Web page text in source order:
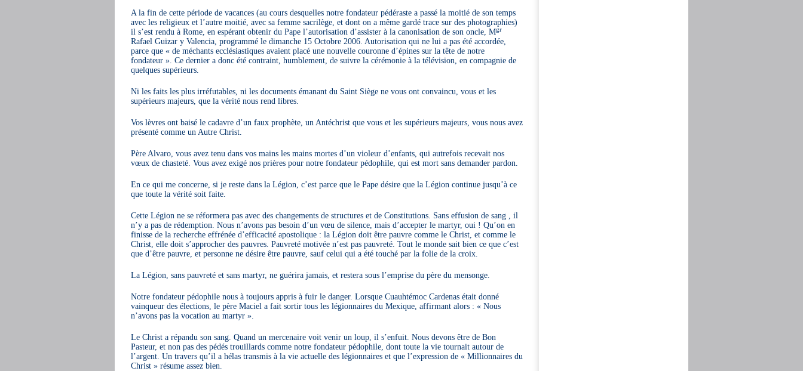
A la fin de cette période de vacances (au cours desquelles notre fondateur pédéraste a passé la moitié de son temps
avec les religieux et l’autre moitié, avec sa femme sacrilège, et dont on a même gardé trace sur des photographies)
il s’est rendu à Rome, en espérant obtenir du Pape l’autorisation d’assister à la canonisation de son oncle, Mgr
Rafael Guizar y Valencia, programmé le dimanche 15 Octobre 2006. Autorisation qui ne lui a pas été accordée,
parce que « de méchants ecclésiastiques avaient placé une nouvelle couronne d’épines sur la tête de notre
fondateur ». Ce dernier a donc été contraint, humblement, de suivre la cérémonie à la télévision, en compagnie de
quelques supérieurs.
Ni les faits les plus irréfutables, ni les documents émanant du Saint Siège ne vous ont convaincu, vous et les
supérieurs majeurs, que la vérité nous rend libres.
Vos lèvres ont baisé le cadavre d’un faux prophète, un Antéchrist que vous et les supérieurs majeurs, vous nous avez
présenté comme un Autre Christ.
Père Alvaro, vous avez tenu dans vos mains les mains mortes d’un violeur d’enfants, qui autrefois recevait nos
vœux de chasteté. Vous avez exigé nos prières pour notre fondateur pédophile, qui est mort sans demander pardon.
En ce qui me concerne, si je reste dans la Légion, c’est parce que le Pape désire que la Légion continue jusqu’à ce
que toute la vérité soit faite.
Cette Légion ne se réformera pas avec des changements de structures et de Constitutions. Sans effusion de sang , il
n’y a pas de rédemption. Nous n’avons pas besoin d’un vœu de silence, mais d’accepter le martyr, oui ! Qu’on en
finisse de la recherche effrénée d’efficacité apostolique : la Légion doit être pauvre comme le Christ, et comme le
Christ, elle doit s’approcher des pauvres. Pauvreté motivée n’est pas pauvreté. Tout le monde sait bien ce que c’est
que d’être pauvre, et personne ne désire être pauvre, sauf celui qui a été touché par la folie de la croix.
La Légion, sans pauvreté et sans martyr, ne guérira jamais, et restera sous l’emprise du père du mensonge.
Notre fondateur pédophile nous à toujours appris à fuir le danger. Lorsque Cuauhtémoc Cardenas était donné
vainqueur des élections, le père Maciel a fait sortir tous les légionnaires du Mexique, affirmant alors : « Nous
n’avons pas la vocation au martyr ».
Le Christ a répandu son sang. Quand un mercenaire voit venir un loup, il s’enfuit. Nous devons être de Bon
Pasteur, et non pas des pédés trouillards comme notre fondateur pédophile, dont toute la vie tournait autour de
l’argent. Un travers qu’il a hélas transmis à la vie actuelle des légionnaires et que l’expression de « Millionnaires du
Christ » résume assez bien.